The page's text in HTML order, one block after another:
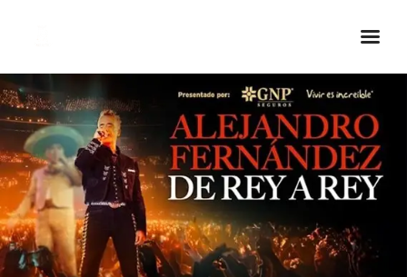
Inicio Real FM
Streaming
En Vivo
Descarga La APP
Programas
Noticias